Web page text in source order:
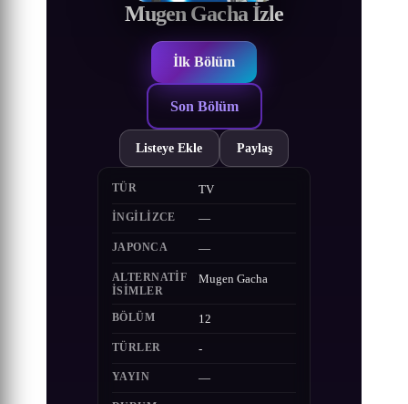
Mugen Gacha İzle
İlk Bölüm
Son Bölüm
Listeye Ekle Paylaş
TÜR TV
İNGILIZCE —
JAPONCA —
ALTERNATIF
ISIMLER
Mugen Gacha
BÖLÜM 12
TÜRLER -
YAYIN —